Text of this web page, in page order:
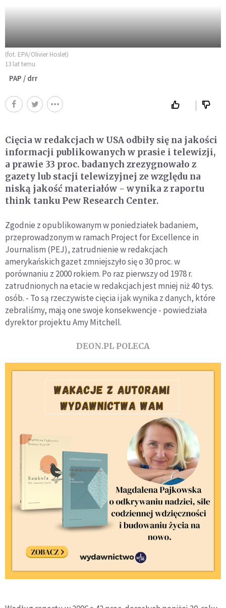
(fot. EPA/Olivier Hoslet)
13 lat temu
PAP / drr
Cięcia w redakcjach w USA odbiły się na jakości
informacji publikowanych w prasie i telewizji,
a prawie 33 proc. badanych zrezygnowało z
gazety lub stacji telewizyjnej ze względu na
niską jakość materiałów - wynika z raportu
think tanku Pew Research Center.
Zgodnie z opublikowanym w poniedziałek badaniem,
przeprowadzonym w ramach Project for Excellence in
Journalism (PEJ), zatrudnienie w redakcjach
amerykańskich gazet zmniejszyło się o 30 proc. w
porównaniu z 2000 rokiem. Po raz pierwszy od 1978 r.
zatrudnionych na etacie w redakcjach jest mniej niż 40 tys.
osób. - To są rzeczywiste cięcia i jak wynika z danych, które
zebraliśmy, mają one swoje konsekwencje - powiedziała
dyrektor projektu Amy Mitchell.
DEON.PL POLECA